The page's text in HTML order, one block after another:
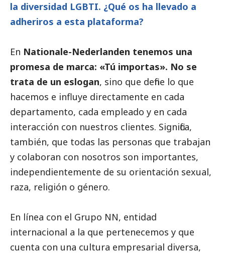
la diversidad LGBTI. ¿Qué os ha llevado a
adheriros a esta plataforma?
En Nationale-Nederlanden tenemos una
promesa de marca: «Tú importas». No se
trata de un eslogan, sino que define lo que
hacemos e influye directamente en cada
departamento, cada empleado y en cada
interacción con nuestros clientes. Significa,
también, que todas las personas que trabajan
y colaboran con nosotros son importantes,
independientemente de su orientación sexual,
raza, religión o género.
En línea con el Grupo NN, entidad
internacional a la que pertenecemos y que
cuenta con una cultura empresarial diversa,